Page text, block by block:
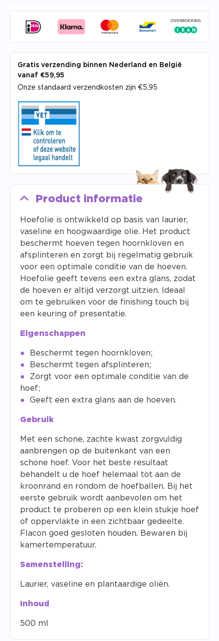
Gratis verzending binnen Nederland en België
vanaf €59,95
Onze standaard verzendkosten zijn €5,95
Product informatie
Hoefolie is ontwikkeld op basis van laurier,
vaseline en hoogwaardige olie. Het product
beschermt hoeven tegen hoornkloven en
afsplinteren en zorgt bij regelmatig gebruik
voor een optimale conditie van de hoeven.
Hoefolie geeft tevens een extra glans, zodat
de hoeven er altijd verzorgt uitzien. Ideaal
om te gebruiken voor de finishing touch bij
een keuring of presentatie.
Eigenschappen
Beschermt tegen hoornkloven;
Beschermt tegen afsplinteren;
Zorgt voor een optimale conditie van de
hoef;
Geeft een extra glans aan de hoeven.
Gebruik
Met een schone, zachte kwast zorgvuldig
aanbrengen op de buitenkant van een
schone hoef. Voor het beste resultaat
behandelt u de hoef helemaal tot aan de
kroonrand en rondom de hoefballen. Bij het
eerste gebruik wordt aanbevolen om het
product te proberen op een klein stukje hoef
of oppervlakte in een zichtbaar gedeelte.
Flacon goed gesloten houden. Bewaren bij
kamertemperatuur.
Samenstelling:
Laurier, vaseline en plantaardige oliën.
Inhoud
500 ml